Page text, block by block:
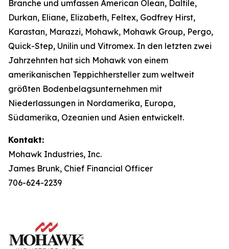
Branche und umfassen American Olean, Daltile,
Durkan, Eliane, Elizabeth, Feltex, Godfrey Hirst,
Karastan, Marazzi, Mohawk, Mohawk Group, Pergo,
Quick-Step, Unilin und Vitromex. In den letzten zwei
Jahrzehnten hat sich Mohawk von einem
amerikanischen Teppichhersteller zum weltweit
größten Bodenbelagsunternehmen mit
Niederlassungen in Nordamerika, Europa,
Südamerika, Ozeanien und Asien entwickelt.
Kontakt:
Mohawk Industries, Inc.
James Brunk, Chief Financial Officer
706-624-2239